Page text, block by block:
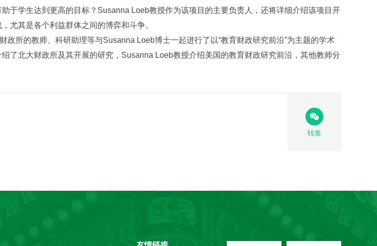
于学生达到更高的目标？Susanna Loeb教授作为该项目的主要负责人，还将详细介绍该项目开
尤其是各个利益群体之间的博弈和斗争。
政所的教师、科研助理等与Susanna Loeb博士一起进行了以“教育财政研究前沿”为主题的学术
了北大财政所及其开展的研究，Susanna Loeb教授介绍美国的教育财政研究前沿，其他教师分
转发